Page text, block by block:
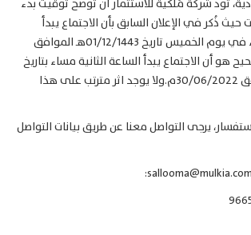
حيث ذُكر في الإعلان السابق بأن الاجتماع يبدأ
الساعة الواحدة مساء في يوم الخميس تاريخ 01/12/1443هـ الموافق
والصحيح هو أن الاجتماع يبدأ الساعة الثانية مساء بتاريخ
01/12/1443هـ الموافق 30/06/2022م.ولا يوجد اثر مترتب على هذا
يرجى التواصل معنا عن طريق بيانات التواصل